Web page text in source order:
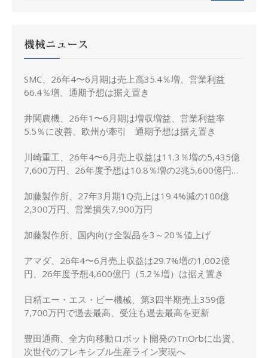
機械ニュース
SMC、26年4〜6月期は売上高35.4％増、営業利益
66.4％増、通期予想は据え置き
井関農機、26年1〜6月期は増収増益、営業利益率
5.5％に改善、欧州が牽引 通期予想は据え置き
川崎重工、26年4〜6月売上収益は11.3％増の5,435億
7,600万円、26年度予想は10.8％増の2兆5,600億円に
加藤製作所、27年3月期1Q売上は19.4%減の100億
2,300万円、営業損失7,900万円
加藤製作所、国内向け全製品を3～20％値上げ
アマダ、26年4〜6月売上収益は29.7%増の1,002億
円、26年度予想4,600億円（5.2％増）は据え置き
日精エー・エス・ビー機械、第3四半期売上359億
7,700万円で過去最高、受注も過去最高を更新
豊田通商、全方向移動ロボット開発のTriOrbに出資、
次世代のフレキシブル生産ライン実現へ